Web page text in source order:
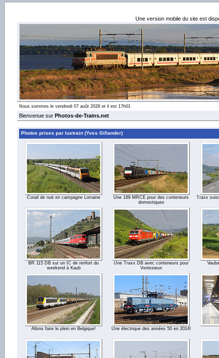
Une version mobile du site est
Nous sommes le vendredi 07 août 2026 et il est 17h01
Bienvenue sur Photos-de-Trains.net
Photos prises par luxtrain (Yves Gillander)
Corail de nuit en campagne Lorraine
Une 189 MRCE pour des conteneurs
domestiques
Traxx
BR 115 DB sur un IC de renfort du
weekend à Kaub
Une Traxx DB avec conteneurs pour
Venissieux
Allons faire le plein en Belgique! Une électrique des années 50 en 2014!